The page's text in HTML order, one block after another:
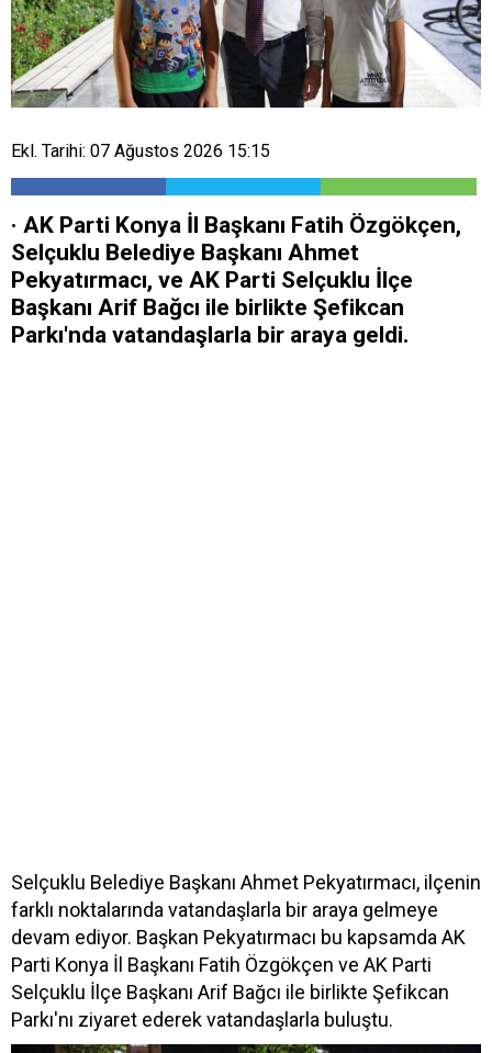
Ekl. Tarihi: 07 Ağustos 2026 15:15
· AK Parti Konya İl Başkanı Fatih Özgökçen,
Selçuklu Belediye Başkanı Ahmet
Pekyatırmacı, ve AK Parti Selçuklu İlçe
Başkanı Arif Bağcı ile birlikte Şefikcan
Parkı'nda vatandaşlarla bir araya geldi.
Selçuklu Belediye Başkanı Ahmet Pekyatırmacı, ilçenin
farklı noktalarında vatandaşlarla bir araya gelmeye
devam ediyor. Başkan Pekyatırmacı bu kapsamda AK
Parti Konya İl Başkanı Fatih Özgökçen ve AK Parti
Selçuklu İlçe Başkanı Arif Bağcı ile birlikte Şefikcan
Parkı'nı ziyaret ederek vatandaşlarla buluştu.